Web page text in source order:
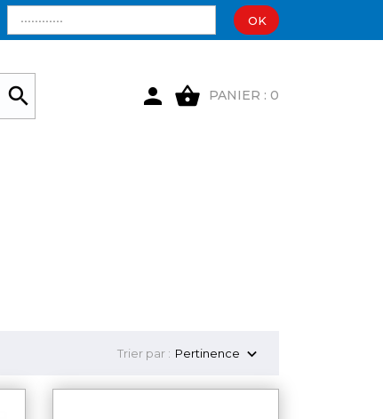
OK
  shopping_basket PANIER : 0
Trier par : Pertinence 